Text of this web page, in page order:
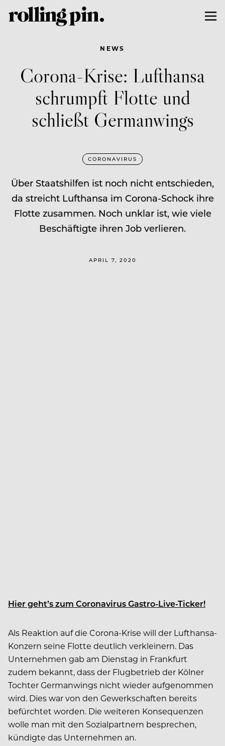
NEWS
Corona-Krise: Lufthansa
schrumpft Flotte und
schließt Germanwings
CORONAVIRUS
Über Staatshilfen ist noch nicht entschieden,
da streicht Lufthansa im Corona-Schock ihre
Flotte zusammen. Noch unklar ist, wie viele
Beschäftigte ihren Job verlieren.
APRIL 7, 2020
Hier geht’s zum Coronavirus Gastro-Live-Ticker!
Als Reaktion auf die Corona-Krise will der Lufthansa-
Konzern seine Flotte deutlich verkleinern. Das
Unternehmen gab am Dienstag in Frankfurt
zudem bekannt, dass der Flugbetrieb der Kölner
Tochter Germanwings nicht wieder aufgenommen
wird. Dies war von den Gewerkschaften bereits
befürchtet worden. Die weiteren Konsequenzen
wolle man mit den Sozialpartnern besprechen,
kündigte das Unternehmen an.